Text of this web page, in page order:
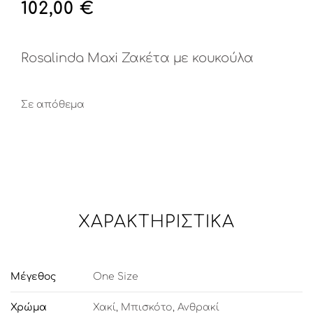
102,00 €
Rosalinda Maxi Ζακέτα με κουκούλα
Σε απόθεμα
ΧΑΡΑΚΤΗΡΙΣΤΙΚΆ
Μέγεθος One Size
Χρώμα Χακί, Μπισκότο, Ανθρακί